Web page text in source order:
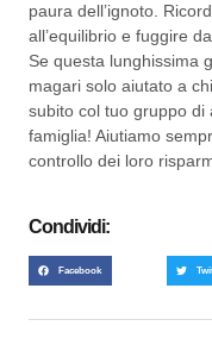
paura dell’ignoto.
all’equilibrio e fuggire
Se questa lunghissima
magari solo aiutato a
subito col tuo gruppo di
famiglia! Aiutiamo
controllo dei loro
Condividi:
Facebook